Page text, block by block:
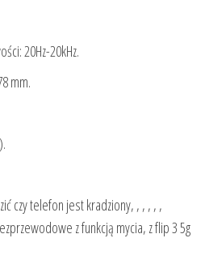
20Hz-20kHz.
mm.
czy telefon jest kradziony, , , , , ,
z funkcją mycia, z flip 3 5g